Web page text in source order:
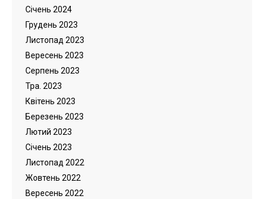
Cічень 2024
Грудень 2023
Листопад 2023
Вересень 2023
Серпень 2023
Тра. 2023
Квітень 2023
Березень 2023
Лютий 2023
Cічень 2023
Листопад 2022
Жовтень 2022
Вересень 2022